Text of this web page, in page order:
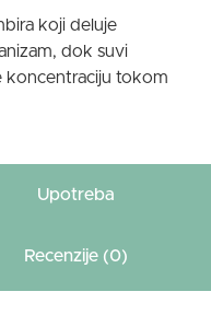
koji deluje
dok suvi
koncentraciju tokom
Upotreba
Recenzije (0)